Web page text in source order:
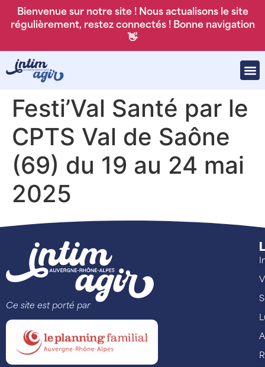
Bienvenue sur notre site ! Nous actualisons le site
régulièrement, restez connectés ! Bonne navigation
👋
Festi’Val Santé par le
CPTS Val de Saône
(69) du 19 au 24 mai
2025
Ce site est porté par